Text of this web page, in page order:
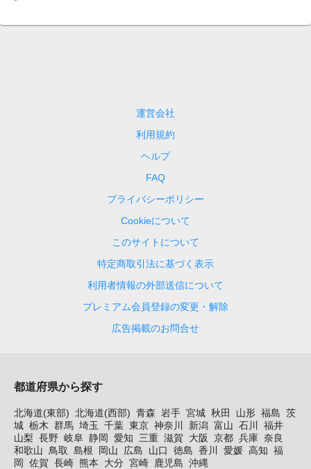
運営会社
利用規約
ヘルプ
FAQ
プライバシーポリシー
Cookieについて
このサイトについて
特定商取引法に基づく表示
利用者情報の外部送信について
プレミアム会員登録の変更・解除
広告掲載のお問合せ
都道府県から探す
北海道(東部) 北海道(西部) 青森 岩手 宮城 秋田 山形 福島 茨
城 栃木 群馬 埼玉 千葉 東京 神奈川 新潟 富山 石川
福井
山梨 長野 岐阜 静岡 愛知 三重 滋賀 大阪 京都 兵庫 奈良
和歌山
鳥取 島根 岡山 広島 山口 徳島 香川 愛媛 高知 福
岡 佐賀 長崎 熊本 大分 宮崎 鹿児島 沖縄